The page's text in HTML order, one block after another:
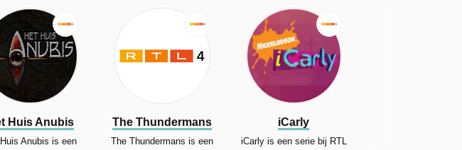
Huis Anubis
Anubis is een
The Thundermans
The Thundermans is een
iCarly
iCarly is een serie bij RTL